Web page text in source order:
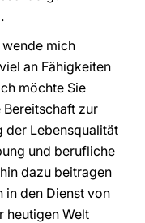
mich
an Fähigkeiten
möchte Sie
zur
der Lebensqualität
und berufliche
dazu beitragen
in den Dienst von
heutigen Welt